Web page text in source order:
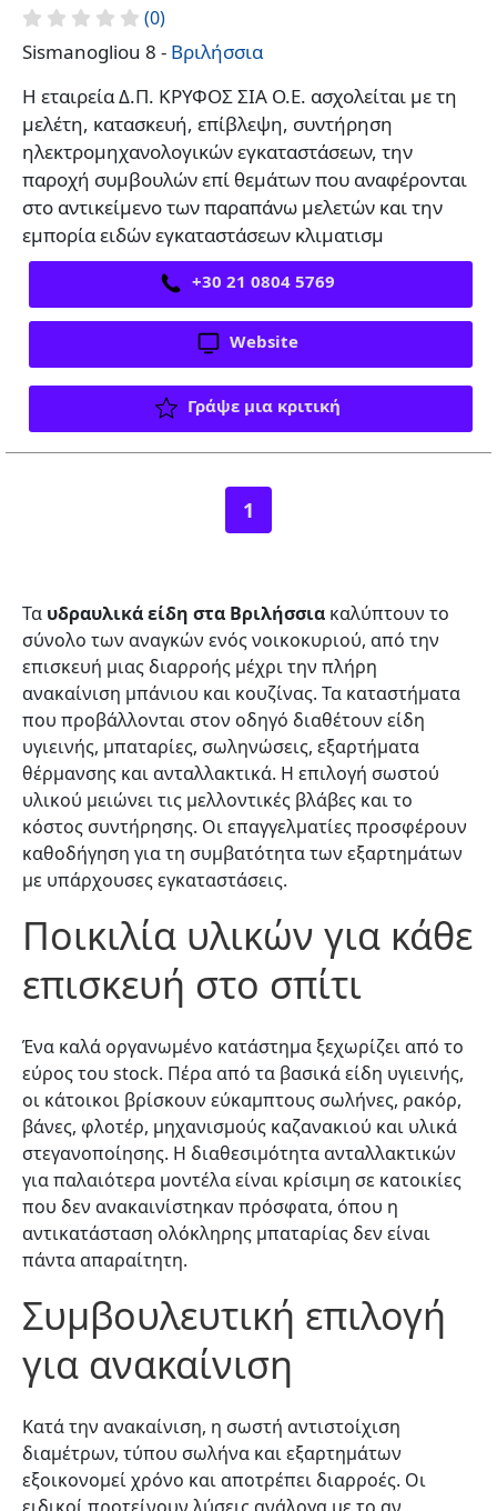
(0)
Sismanogliou 8 - Βριλήσσια
Η εταιρεία Δ.Π. ΚΡΥΦΟΣ ΣΙΑ Ο.Ε. ασχολείται με τη
μελέτη, κατασκευή, επίβλεψη, συντήρηση
ηλεκτρομηχανολογικών εγκαταστάσεων, την
παροχή συμβουλών επί θεμάτων που αναφέρονται
στο αντικείμενο των παραπάνω μελετών και την
εμπορία ειδών εγκαταστάσεων κλιματισμ
+30 21 0804 5769
Website
Γράψε μια κριτική
1
Τα υδραυλικά είδη στα Βριλήσσια καλύπτουν το
σύνολο των αναγκών ενός νοικοκυριού, από την
επισκευή μιας διαρροής μέχρι την πλήρη
ανακαίνιση μπάνιου και κουζίνας. Τα καταστήματα
που προβάλλονται στον οδηγό διαθέτουν είδη
υγιεινής, μπαταρίες, σωληνώσεις, εξαρτήματα
θέρμανσης και ανταλλακτικά. Η επιλογή σωστού
υλικού μειώνει τις μελλοντικές βλάβες και το
κόστος συντήρησης. Οι επαγγελματίες προσφέρουν
καθοδήγηση για τη συμβατότητα των εξαρτημάτων
με υπάρχουσες εγκαταστάσεις.
Ποικιλία υλικών για κάθε
επισκευή στο σπίτι
Ένα καλά οργανωμένο κατάστημα ξεχωρίζει από το
εύρος του stock. Πέρα από τα βασικά είδη υγιεινής,
οι κάτοικοι βρίσκουν εύκαμπτους σωλήνες, ρακόρ,
βάνες, φλοτέρ, μηχανισμούς καζανακιού και υλικά
στεγανοποίησης. Η διαθεσιμότητα ανταλλακτικών
για παλαιότερα μοντέλα είναι κρίσιμη σε κατοικίες
που δεν ανακαινίστηκαν πρόσφατα, όπου η
αντικατάσταση ολόκληρης μπαταρίας δεν είναι
πάντα απαραίτητη.
Συμβουλευτική επιλογή
για ανακαίνιση
Κατά την ανακαίνιση, η σωστή αντιστοίχιση
διαμέτρων, τύπου σωλήνα και εξαρτημάτων
εξοικονομεί χρόνο και αποτρέπει διαρροές. Οι